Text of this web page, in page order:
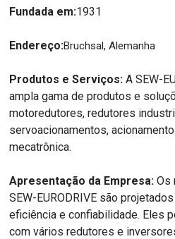
Fundada em:1931
Endereço:Bruchsal, Alemanha
Produtos e Serviços:A SEW-
ampla gama de produtos e
motoredutores, redutores
servoacionamentos,
mecatrônica.
Apresentação da Empresa:Os
SEW-EURODRIVE são
eficiência e confiabilidade. Eles
com vários redutores e